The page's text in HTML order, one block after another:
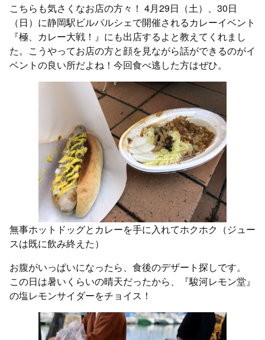
こちらも気さくなお店の方々！ 4月29日（土）、30日
（日）に静岡駅ビルパルシェで開催されるカレーイベント
『極、カレー大戦！』にも出店するよと教えてくれまし
た。こうやってお店の方と顔を見ながら話ができるのがイ
ベントの良い所だよね！今回食べ逃した方はぜひ。
無事ホットドッグとカレーを手に入れてホクホク（ジュー
スは既に飲み終えた）
お腹がいっぱいになったら、食後のデザート探しです。
この日は暑いくらいの晴天だったから、『駿河レモン堂』
の塩レモンサイダーをチョイス！